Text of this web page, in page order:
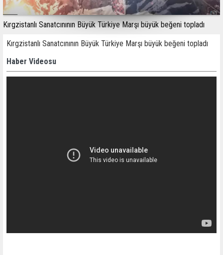
Kırgzistanlı Sanatcınının Büyük Türkiye Marşı büyük beğeni topladı
Kırgzistanlı Sanatcınının Büyük Türkiye Marşı büyük beğeni topladı
Haber Videosu